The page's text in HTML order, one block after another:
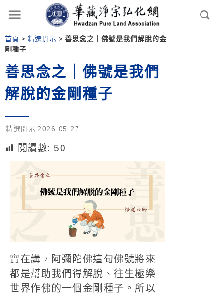
首頁 > 精選開示 > 善思念之｜佛號是我們解脫的金
剛種子
善思念之｜佛號是我們
解脫的金剛種子
精選開示 2026.05.27
閱讀數: 50
實在講，阿彌陀佛這句佛號將來
都是幫助我們得解脫、往生極樂
世界作佛的一個金剛種子。所以